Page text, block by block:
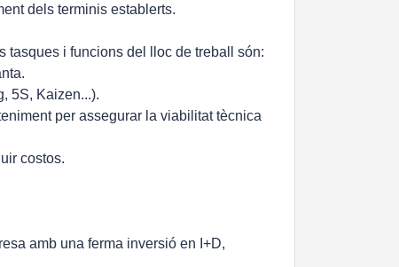
dels terminis establerts.
tasques i funcions del lloc de treball són:
5S, Kaizen...).
per assegurar la viabilitat tècnica
costos.
amb una ferma inversió en I+D,